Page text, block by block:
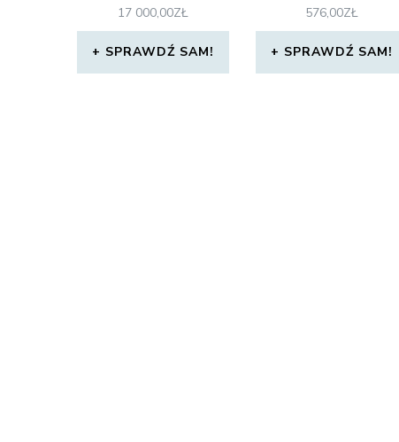
17 000,00ZŁ
SPRAWDŹ SAM!
576,00ZŁ
SPRAWDŹ SAM!